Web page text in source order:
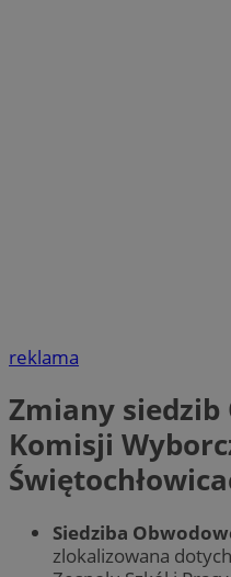
reklama
Zmiany siedzib
Komisji
Siedziba
zlokalizowana